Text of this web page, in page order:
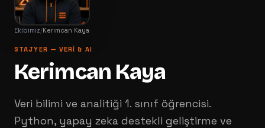
Ekibimiz/Kerimcan Kaya
STAJYER — VERI & AI
Kerimcan Kaya
Veri bilimi ve analitiği 1. sınıf öğrencisi.
Python, yapay zeka destekli geliştirme ve